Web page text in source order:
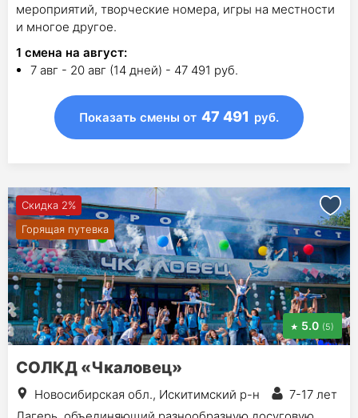
мероприятий, творческие номера, игры на местности
и многое другое.
1 смена на август:
7 авг - 20 авг (14 дней) - 47 491 руб.
Показать смены от 47 491 руб.
Скидка 2%
Горящая путевка
5.0 (5)
СОЛКД «Чкаловец»
Новосибирская обл., Искитимский р-н
7-17 лет